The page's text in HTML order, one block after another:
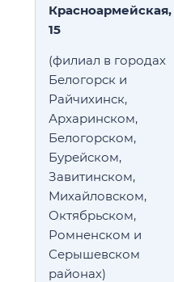
Красноармейская,
15
(филиал в городах
Белогорск и
Райчихинск,
Архаринском,
Белогорском,
Бурейском,
Завитинском,
Михайловском,
Октябрьском,
Ромненском и
Серышевском
районах)